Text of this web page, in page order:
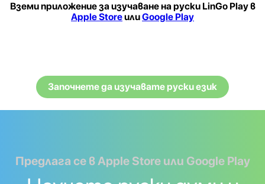
Вземи приложение за изучаване на руски LinGo Play в
Apple StoreилиGoogle Play
Започнете да изучавате руски език
Предлага се в Apple Store или Google Play